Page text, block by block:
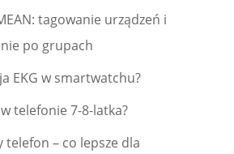
tagowanie urządzeń i
po grupach
EKG w smartwatchu?
telefonie 7-8-latka?
telefon – co lepsze dla